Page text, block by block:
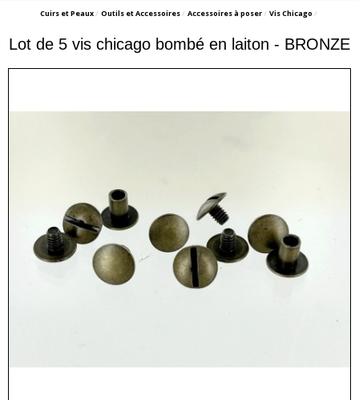
Cuirs et Peaux Outils et Accessoires Accessoires à poser Vis Chicago
Lot de 5 vis chicago bombé en laiton - BRONZE